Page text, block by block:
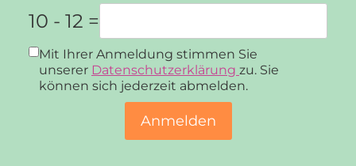
10 - 12 =
Datenschutz*
Mit Ihrer Anmeldung stimmen Sie
unserer Datenschutzerklärung zu. Sie
können sich jederzeit abmelden.
Anmelden